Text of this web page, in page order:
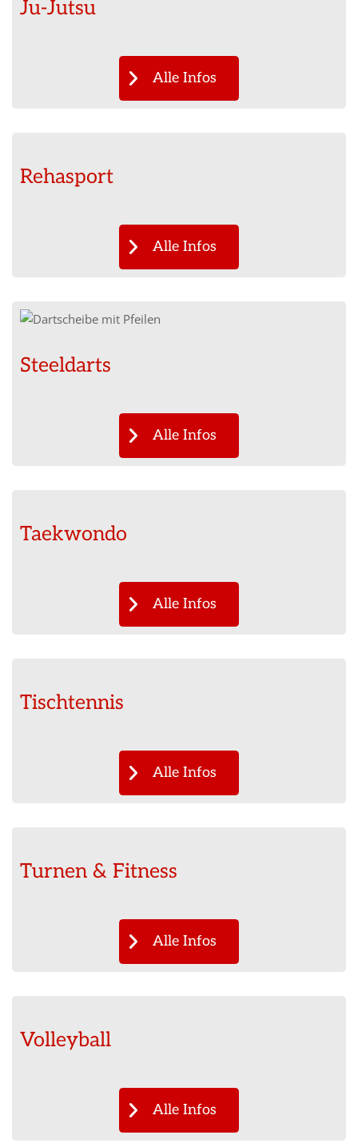
Ju-Jutsu
Alle Infos
Rehasport
Alle Infos
Steeldarts
Alle Infos
Taekwondo
Alle Infos
Tischtennis
Alle Infos
Turnen & Fitness
Alle Infos
Volleyball
Alle Infos